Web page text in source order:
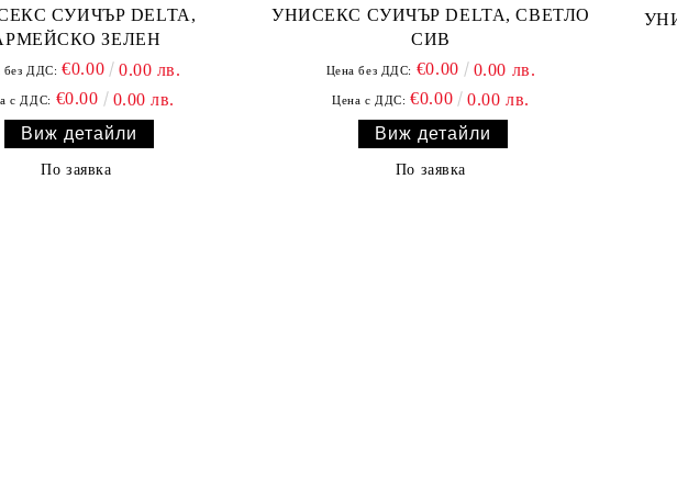
СУИЧЪР DELTA,
ЗЕЛЕН
без ДДС: €0.00 0.00 лв.
с ДДС: €0.00
0.00 лв.
Виж детайли
По заявка
УНИСЕКС СУИЧЪР DELTA, СВЕТЛО
СИВ
Цена без ДДС: €0.00 0.00 лв.
Цена с ДДС: €0.00
0.00 лв.
Виж детайли
По заявка